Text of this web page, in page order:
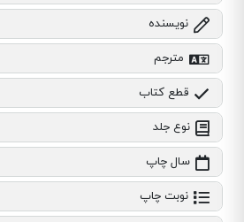
نویسنده
مترجم
قطع کتاب
نوع جلد
سال چاپ
نوبت چاپ